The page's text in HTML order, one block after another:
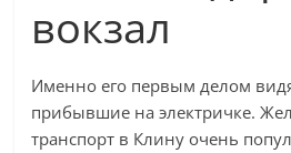
вокзал
Именно его первым делом
прибывшие на электричке.
транспорт в Клину очень